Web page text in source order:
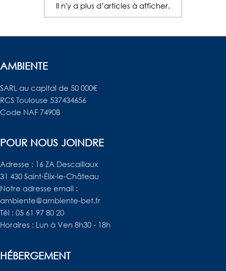
Il n'y a plus d’articles à afficher.
AMBIENTE
SARL au capital de 50 000€
RCS Toulouse 537434656
Code NAF 7490B
POUR NOUS JOINDRE
Adresse : 16 ZA Descaillaux
31 430 Saint-Élix-le-Château
Notre adresse email :
ambiente@ambiente-bet.fr
Tél : 05 61 97 80 20
Horaires : Lun à Ven 8h30 - 18h
HÉBERGEMENT